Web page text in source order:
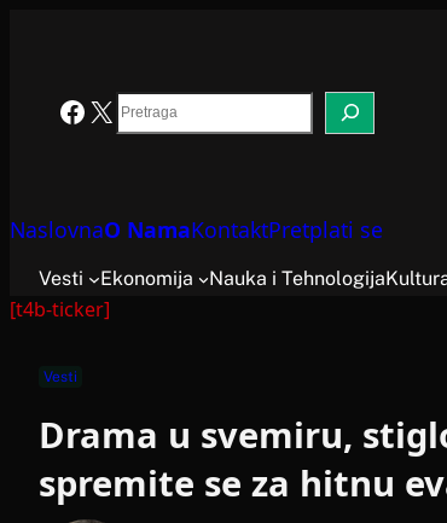
Facebook
X Search
NaslovnaO NamaKontaktPretplati se
Vesti Ekonomija Nauka i Tehnologija
[t4b-ticker]
Vesti
Drama u svemiru,
spremite se za hitnu